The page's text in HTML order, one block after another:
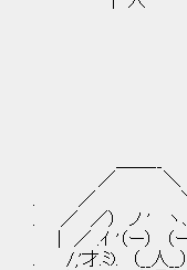
―‐-
. .．
＞ ..
|￣|
／ ＼
. ／ ＼ 諦
. ／ ／） ノ ' ヽ
| ／ .ｲ '（ー） （
. /,'才.ﾐ). （__